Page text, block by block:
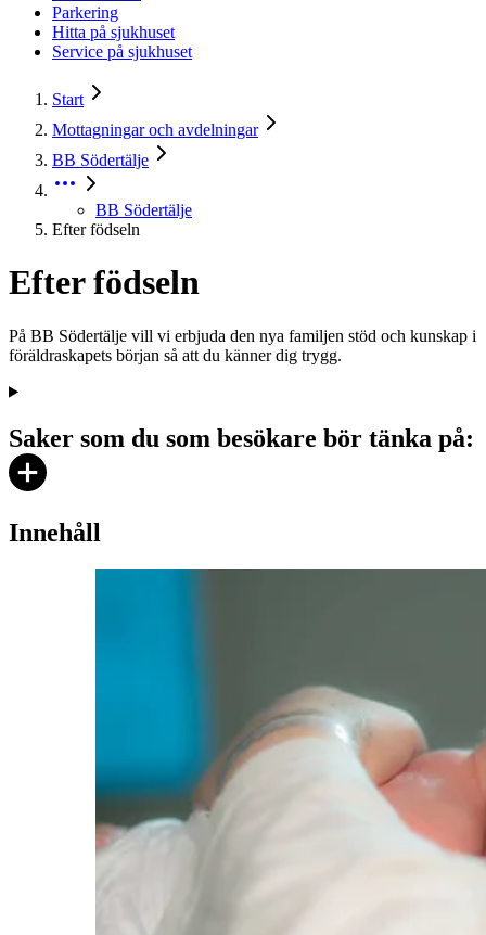
Parkering
Hitta på sjukhuset
Service på sjukhuset
Start
Mottagningar och avdelningar
BB Södertälje
BB Södertälje
Efter födseln
Efter födseln
På BB Södertälje vill vi erbjuda den nya familjen stöd och kunskap i
föräldraskapets början så att du känner dig trygg.
Saker som du som besökare bör tänka på:
Innehåll